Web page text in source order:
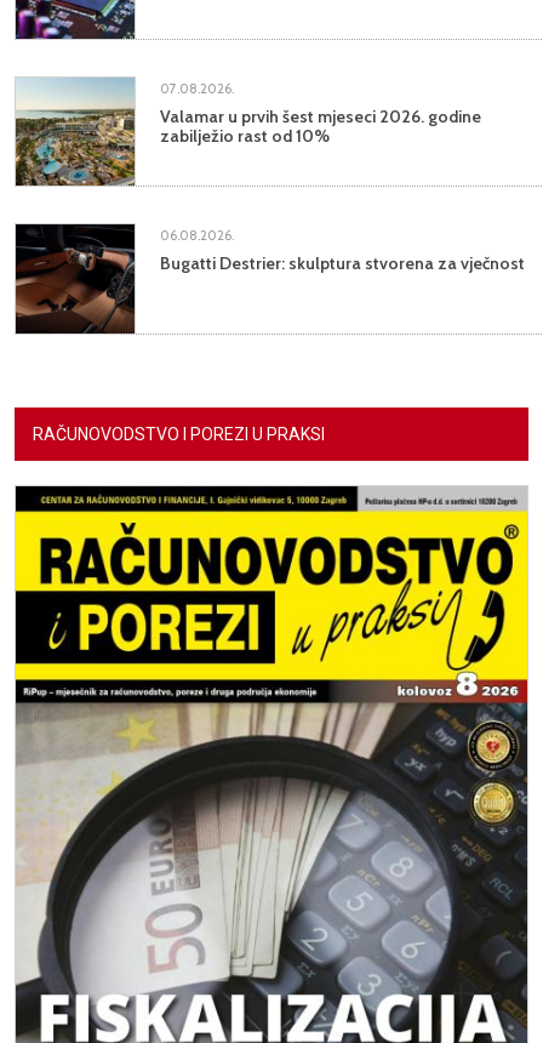
07.08.2026.
Valamar u prvih šest mjeseci 2026. godine
zabilježio rast od 10%
06.08.2026.
Bugatti Destrier: skulptura stvorena za vječnost
RAČUNOVODSTVO I POREZI U PRAKSI